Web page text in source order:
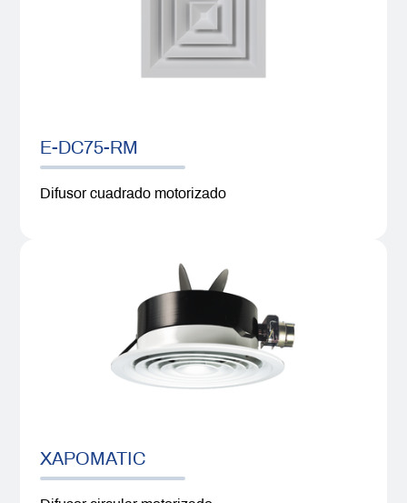
E-DC75-RM
Difusor cuadrado motorizado
XAPOMATIC